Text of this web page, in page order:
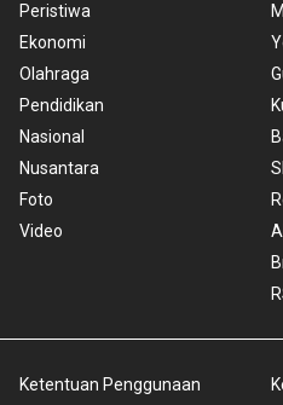
Peristiwa
Ekonomi
Olahraga
Pendidikan
Nasional
Nusantara
Foto
Video
Ketentuan Penggunaan